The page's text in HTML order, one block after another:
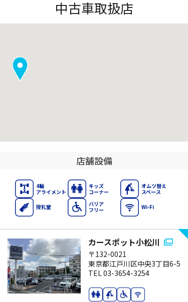
中古車取扱店
店舗設備
4輪
アライメント
キッズ
コーナー
オムツ替え
スペース
授乳室
バリア
フリー
Wi-Fi
カースポット小松川
〒132-0021
東京都江戸川区中央3丁目6-5
TEL 03-3654-3254